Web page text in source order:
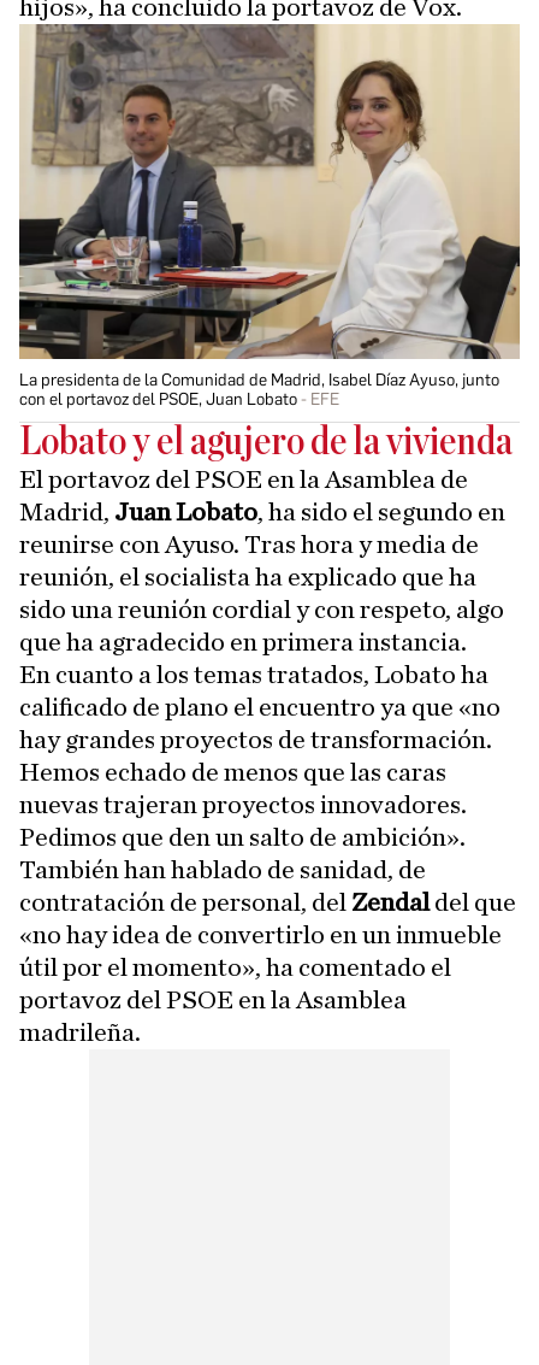
hijos», ha concluido la portavoz de Vox.
La presidenta de la Comunidad de Madrid, Isabel Díaz Ayuso, junto
con el portavoz del PSOE, Juan Lobato
EFE
Lobato y el agujero de la vivienda
El portavoz del PSOE en la Asamblea de
Madrid, Juan Lobato, ha sido el segundo en
reunirse con Ayuso. Tras hora y media de
reunión, el socialista ha explicado que ha
sido una reunión cordial y con respeto, algo
que ha agradecido en primera instancia.
En cuanto a los temas tratados, Lobato ha
calificado de plano el encuentro ya que «no
hay grandes proyectos de transformación.
Hemos echado de menos que las caras
nuevas trajeran proyectos innovadores.
Pedimos que den un salto de ambición».
También han hablado de sanidad, de
contratación de personal, del Zendaldel que
«no hay idea de convertirlo en un inmueble
útil por el momento», ha comentado el
portavoz del PSOE en la Asamblea
madrileña.